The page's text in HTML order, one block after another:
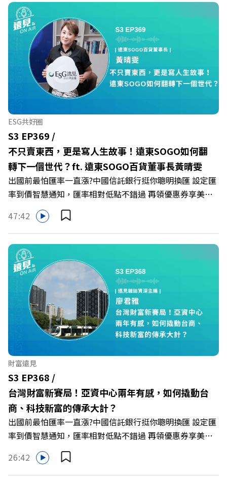
集《遠見ON AIR》邀請新書《透視職場冰山》作者、薩提
爾模式溝通引導師李崇義與謝佳芸，教你如何看穿職場底層
的應對姿態，以及在緊湊的職場節奏中，修煉安頓心法！
🔺你的自我價值，難道只能由考績和主管來決定？ 🔺你或
你的同事，正在用哪種「不一致」的姿態應對壓力？ 🔺如
何在中高壓的「三明治主管」困境中全身而退？ 主持人／
遠見雜誌總編輯 林讓均 與談人／薩提爾模式溝通引導師、
作者 李崇義、謝佳芸 +++++ 🫧清除腦袋的盲點，也順手理
清生活的雜亂。 點開看質感養成術>>
https://gvmkt.pse.is/9al3px ✨關注《遠見》更多的社群：
LINE：https://reurl.cc/A4ELQp IG：
https://bit.ly/3AjBWNV YT：https://bit.ly/38jNi9k
Powered by Firstory Hosting
ESG共好圈
S3 EP369 /
不只賣東西，更是寫人生故事！遠東SOGO如何翻
轉下一個世代？ft. 遠東SOGO百貨董事長黃晴雯
出國前最怕匯率一直漲?中國信託銀行挺你聰明換匯 設定匯
率到價智慧通知，匯率相對低點不錯過 再領優惠券享美金
最高減3分等優惠 立即設定： https://fstry.pse.is/9d7lr7
投資外幣如幣別轉換可能產生匯兌損失，應評估涉及自身情
況審慎投資。 完整注意事項詳見網站資訊。 —— 以上為
Firstory Podcast 廣告 —— 在永續減碳、綠色消費與友善
職場的變革浪潮下，傳統大流量、高耗能的百貨零售業該如
何轉型突圍？ 本集《遠見ON AIR》邀請到遠東SOGO百貨
董事長黃晴雯，帶你解析遠東SOGO如何透過戰略布局，打
造出兼顧企業獲利與社會共好的綠色零售新契機！ 🔺如何
從單純百貨專櫃轉型為有溫度的利他平台？ 🔺最難節能的
零售業如何落實「EP100」能效倍增計畫？ 🔺成功推動育
嬰留停、男同仁樂意成家！驚豔業界的「生育代理人制度」
🔺最有人情味的文化橋梁！從社會創新到經典「日本展」的
共好實踐 主持人／遠見雜誌副社長兼遠見智庫總編輯 李建
興 與談人／遠東SOGO百貨董事長 黃晴雯 +++++ 🫧清除腦
袋的盲點，也順手理清生活的雜亂。 點開看質感養成術>>
https://gvmkt.pse.is/9al3px ✨關注《遠見》更多的社群：
LINE：https://reurl.cc/A4ELQp IG：
https://bit.ly/3AjBWNV YT：https://bit.ly/38jNi9k
Powered by Firstory Hosting
47:42
財富遠見
S3 EP368 /
台灣財富新賽局！亞資中心兩年有感，如何撬動台
商、科技新富的傳承大計？
出國前最怕匯率一直漲?中國信託銀行挺你聰明換匯 設定匯
率到價智慧通知，匯率相對低點不錯過 再領優惠券享美金
最高減3分等優惠 立即設定： https://fstry.pse.is/9d7lr7
投資外幣如幣別轉換可能產生匯兌損失，應評估涉及自身情
況審慎投資。 完整注意事項詳見網站資訊。 —— 以上為
26:42